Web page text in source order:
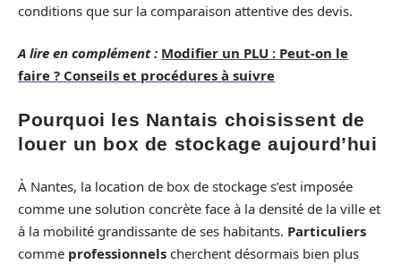
conditions que sur la comparaison attentive des devis.
A lire en complément : Modifier un PLU : Peut-on le
faire ? Conseils et procédures à suivre
Pourquoi les Nantais choisissent de
louer un box de stockage aujourd’hui
À Nantes, la location de box de stockage s’est imposée
comme une solution concrète face à la densité de la ville et
à la mobilité grandissante de ses habitants. Particuliers
comme professionnels cherchent désormais bien plus